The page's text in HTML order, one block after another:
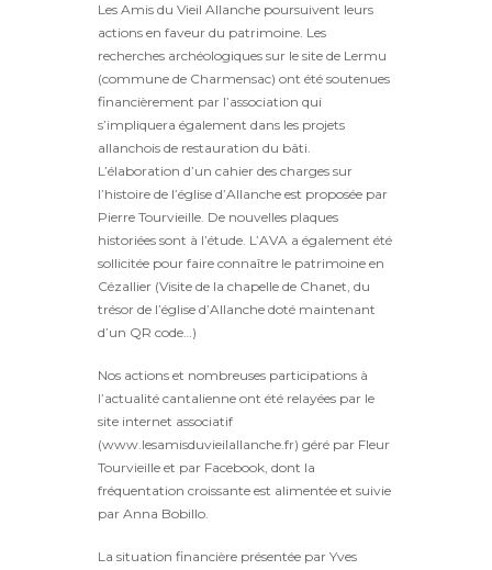
Les Amis du Vieil Allanche poursuivent leurs
actions en faveur du patrimoine. Les
recherches archéologiques sur le site de Lermu
(commune de Charmensac) ont été soutenues
financièrement par l’association qui
s’impliquera également dans les projets
allanchois de restauration du bâti.
L’élaboration d’un cahier des charges sur
l’histoire de l’église d’Allanche est proposée par
Pierre Tourvieille. De nouvelles plaques
historiées sont à l’étude. L’AVA a également été
sollicitée pour faire connaître le patrimoine en
Cézallier (Visite de la chapelle de Chanet, du
trésor de l’église d’Allanche doté maintenant
d’un QR code…)
Nos actions et nombreuses participations à
l’actualité cantalienne ont été relayées par le
site internet associatif
(www.lesamisduvieilallanche.fr) géré par Fleur
Tourvieille et par Facebook, dont la
fréquentation croissante est alimentée et suivie
par Anna Bobillo.
La situation financière présentée par Yves